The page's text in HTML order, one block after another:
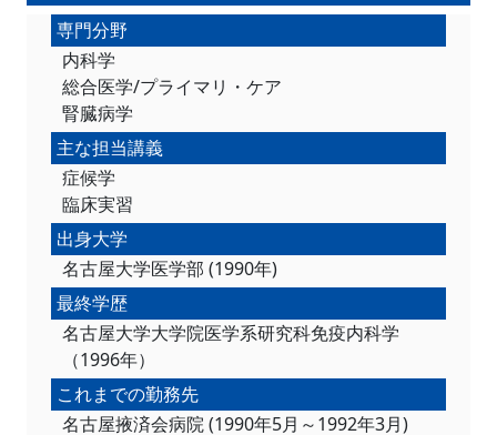
専門分野
内科学
総合医学/プライマリ・ケア
腎臓病学
主な担当講義
症候学
臨床実習
出身大学
名古屋大学医学部 (1990年)
最終学歴
名古屋大学大学院医学系研究科免疫内科学
（1996年）
これまでの勤務先
名古屋掖済会病院 (1990年5月～1992年3月)